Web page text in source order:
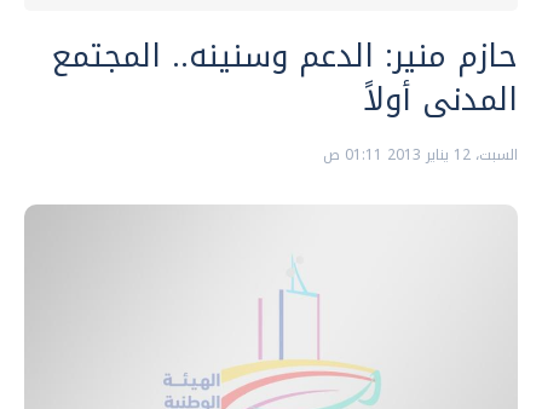
حازم منير: الدعم وسنينه.. المجتمع
المدنى أولاً
السبت، 12 يناير 2013 01:11 ص